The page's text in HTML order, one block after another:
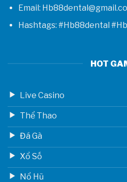
Email:
Hashtags: #Hb88dental
HOT
Live Casino
Thể Thao
Đá Gà
Xổ Số
Nổ Hũ